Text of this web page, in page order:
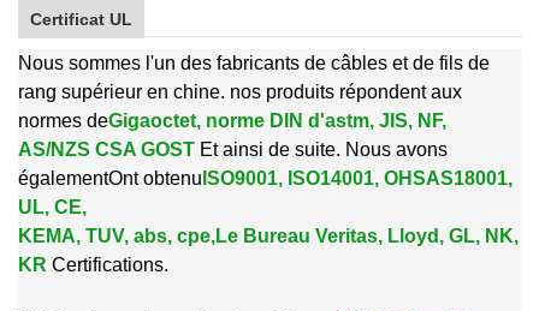
Certificat UL
Nous sommes l'un des fabricants de câbles et de fils de
rang supérieur en chine. nos produits répondent aux
normes deGigaoctet, norme DIN d'astm, JIS, NF,
AS/NZS CSA GOST Et ainsi de suite. Nous avons
égalementOnt obtenu ISO9001, ISO14001, OHSAS18001,
UL, CE,
KEMA, TUV, abs, cpe,Le Bureau Veritas, Lloyd, GL, NK,
KR Certifications.